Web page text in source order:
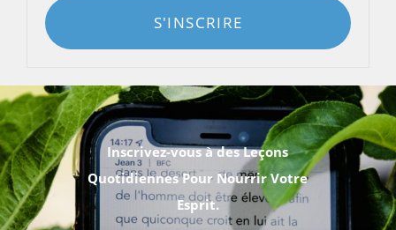
S'INSCRIRE
Inscrivez-vous à des Leçons
Quotidiennes Pour Nourrir Votre
Esprit.